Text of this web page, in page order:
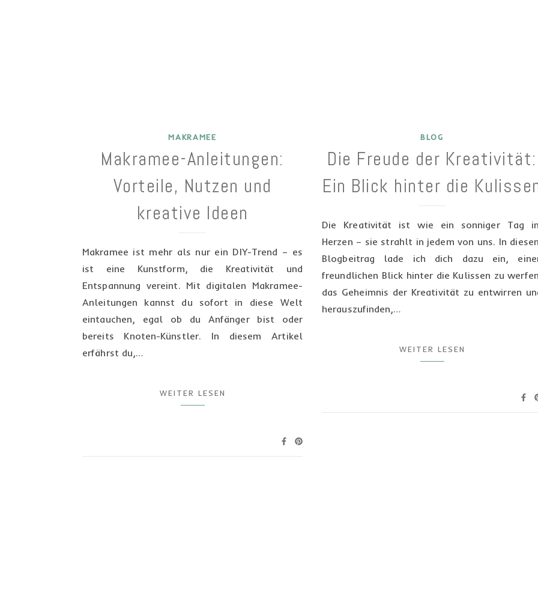
MAKRAMEE
Makramee-Anleitungen:
Vorteile, Nutzen und
kreative Ideen
Makramee ist mehr als nur ein DIY-Trend – es
ist eine Kunstform, die Kreativität und
Entspannung vereint. Mit digitalen Makramee-
Anleitungen kannst du sofort in diese Welt
eintauchen, egal ob du Anfänger bist oder
bereits Knoten-Künstler. In diesem Artikel
erfährst du,…
WEITER LESEN
BLOG
Die Freude der Kreativität:
Ein Blick hinter die
Die Kreativität ist wie ein sonniger Tag
Herzen – sie strahlt in jedem von uns. In
Blogbeitrag lade ich dich dazu ein,
freundlichen Blick hinter die Kulissen zu
das Geheimnis der Kreativität zu entwirren
herauszufinden,…
WEITER LESEN